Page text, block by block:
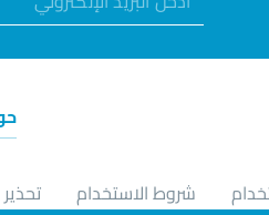
شروط الاستخدام